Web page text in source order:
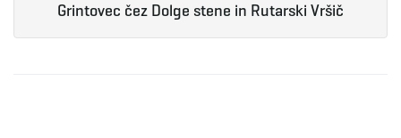
Grintovec čez Dolge stene in Rutarski Vršič